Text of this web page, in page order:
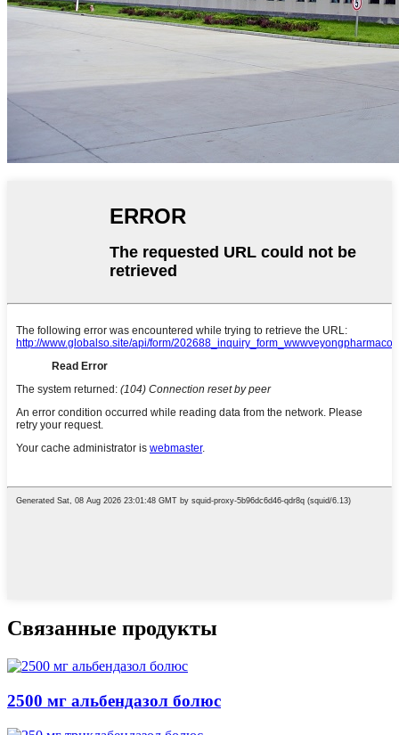
Связанные продукты
2500 мг альбендазол болюс